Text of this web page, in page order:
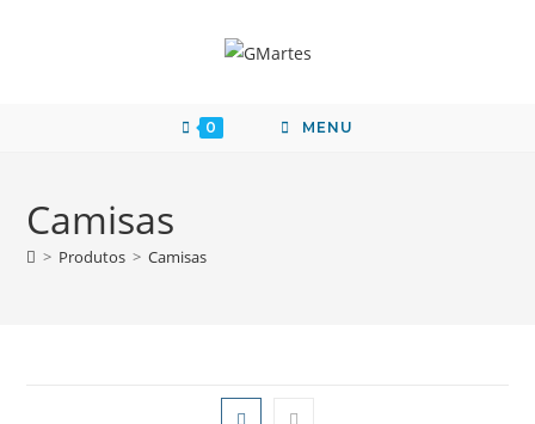
0 MENU
Camisas
> Produtos > Camisas